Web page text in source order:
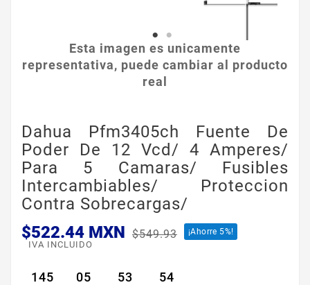
Esta imagen es unicamente
representativa, puede cambiar al producto
real
Dahua Pfm3405ch Fuente De
Poder De 12 Vcd/ 4 Amperes/
Para 5 Camaras/ Fusibles
Intercambiables/ Proteccion
Contra Sobrecargas/
$522.44 MXN $549.93 ¡Ahorre 5%!
IVA INCLUIDO
145 05 53 54